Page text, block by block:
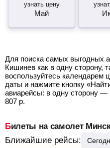
узнать цену
Май
Для поиска самых выгодных
Кишинев как в одну сторону,
воспользуйтесь календарем
даты и нажмите кнопку
авиарейсы: в одну сторону —
807 р.
Билеты на самолет
Ближайшие рейсы: